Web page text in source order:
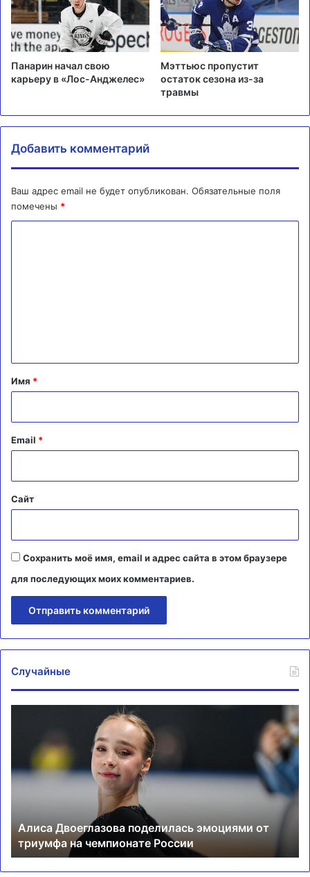
Панарин начал свою
карьеру в «Лос-Анджелес»
Мэттьюс пропустит
остаток сезона из-за
травмы
Добавить комментарий
Ваш адрес email не будет опубликован. Обязательные поля
помечены *
а
й
Имя *
Email *
Сайт
Сохранить моё имя, email и адрес сайта в этом браузере
для последующих моих комментариев.
Случайные
поделилась
эмоциями
от
триумфа
России
Алиса Двоеглазова поделилась эмоциями от
триумфа на чемпионате России